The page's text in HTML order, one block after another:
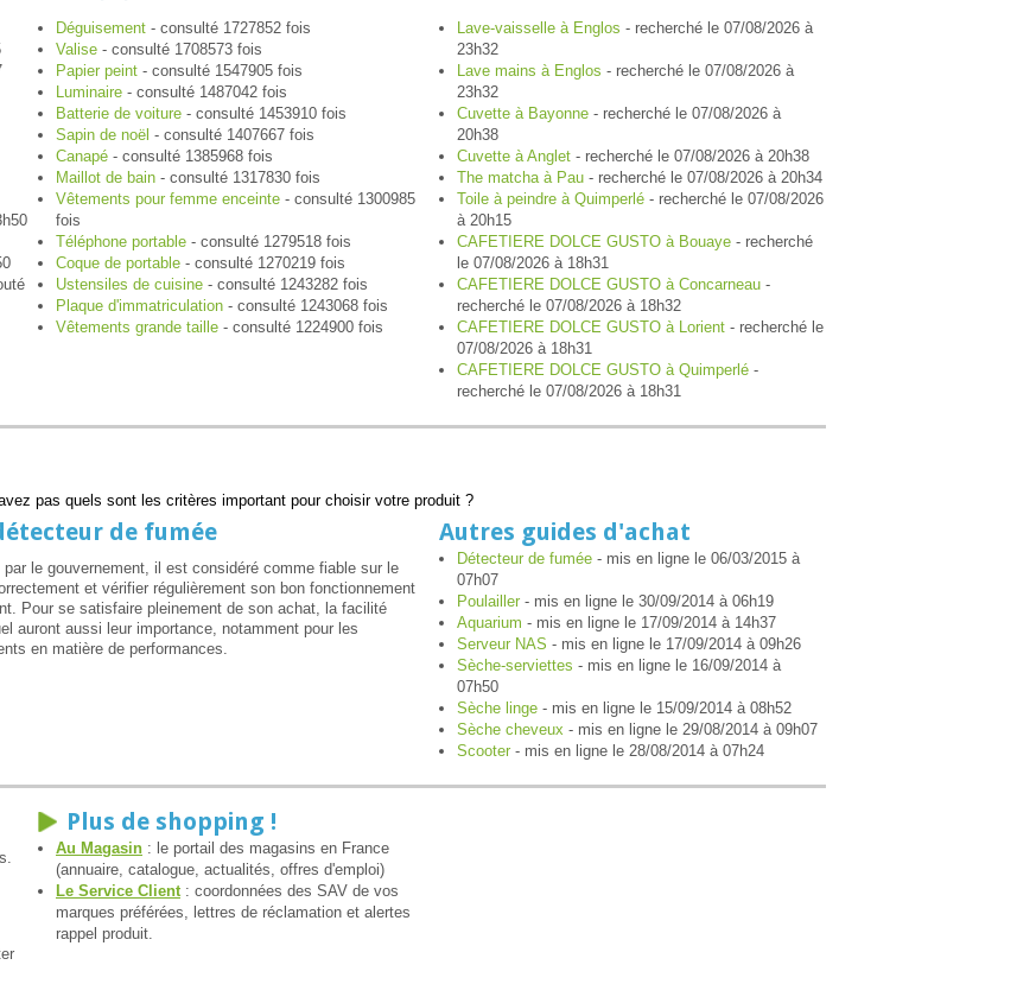
Déguisement - consulté 1727852 fois
Valise - consulté 1708573 fois
Papier peint - consulté 1547905 fois
Luminaire - consulté 1487042 fois
Batterie de voiture - consulté 1453910 fois
Sapin de noël - consulté 1407667 fois
Canapé - consulté 1385968 fois
Maillot de bain - consulté 1317830 fois
Vêtements pour femme enceinte - consulté 1300985
fois
Téléphone portable - consulté 1279518 fois
Coque de portable - consulté 1270219 fois
Ustensiles de cuisine - consulté 1243282 fois
Plaque d'immatriculation - consulté 1243068 fois
Vêtements grande taille - consulté 1224900 fois
Lave-vaisselle à Englos - recherché le 07/08/2026 à
23h32
Lave mains à Englos - recherché le 07/08/2026 à
23h32
Cuvette à Bayonne - recherché le 07/08/2026 à
20h38
Cuvette à Anglet - recherché le 07/08/2026 à 20h38
The matcha à Pau - recherché le 07/08/2026 à 20h34
Toile à peindre à Quimperlé - recherché le 07/08/2026
à 20h15
CAFETIERE DOLCE GUSTO à Bouaye - recherché
le 07/08/2026 à 18h31
CAFETIERE DOLCE GUSTO à Concarneau -
recherché le 07/08/2026 à 18h32
CAFETIERE DOLCE GUSTO à Lorient - recherché le
07/08/2026 à 18h31
CAFETIERE DOLCE GUSTO à Quimperlé -
recherché le 07/08/2026 à 18h31
pas quels sont les critères important pour choisir votre produit ?
de fumée
le gouvernement, il est considéré comme fiable sur le
et vérifier régulièrement son bon fonctionnement
Pour se satisfaire pleinement de son achat, la facilité
auront aussi leur importance, notamment pour les
en matière de performances.
Autres guides d'achat
Détecteur de fumée - mis en ligne le 06/03/2015 à
07h07
Poulailler - mis en ligne le 30/09/2014 à 06h19
Aquarium - mis en ligne le 17/09/2014 à 14h37
Serveur NAS - mis en ligne le 17/09/2014 à 09h26
Sèche-serviettes - mis en ligne le 16/09/2014 à
07h50
Sèche linge - mis en ligne le 15/09/2014 à 08h52
Sèche cheveux - mis en ligne le 29/08/2014 à 09h07
Scooter - mis en ligne le 28/08/2014 à 07h24
Plus de shopping !
Au Magasin : le portail des magasins en France
(annuaire, catalogue, actualités, offres d'emploi)
Le Service Client: coordonnées des SAV de vos
marques préférées, lettres de réclamation et alertes
rappel produit.